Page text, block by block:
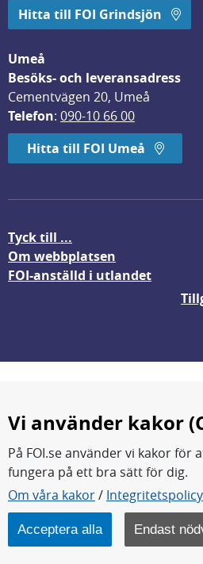
Hitta till FOI Grindsjön
Umeå
Besöks- och leveransadress
Cementvägen 20, Umeå
Telefon: 090-10 66 00
Hitta till FOI Umeå
Tyck till ...
Om webbplatsen
FOI-anställd i utlandet
FOI forskar för en säkrare värld.
FOI:s kärnverksamhet är forskning,
teknikutveckling samt analyser och
Myndigheten ligger under
Vi använder kakor
På FOI.se använder vi kakor för
fungera på ett bra sätt för dig.
Om våra kakor/ Integritetspolicy
Acceptera alla Endast